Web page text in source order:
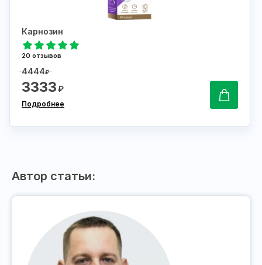
Карнозин
20 отзывов
4444₽
3333₽
Подробнее
Автор статьи: